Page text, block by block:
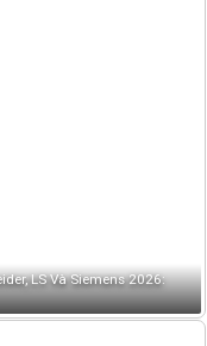
LS Và Siemens 2026: